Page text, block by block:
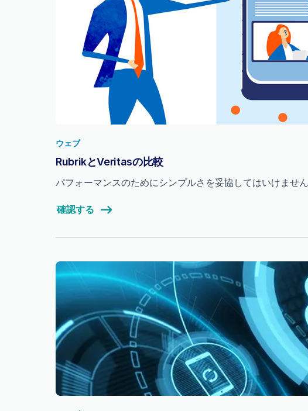
ウェブ
RubrikとVeritasの比較
パフォーマンスのためにシンプルさを妥協してはいけま
確認する